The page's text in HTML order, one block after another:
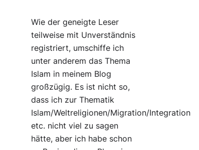
Wie der geneigte Leser
teilweise mit Unverständnis
registriert, umschiffe ich
unter anderem das Thema
Islam in meinem Blog
großzügig. Es ist nicht so,
dass ich zur Thematik
Islam/Weltreligionen/Migration/Integration
etc. nicht viel zu sagen
hätte, aber ich habe schon